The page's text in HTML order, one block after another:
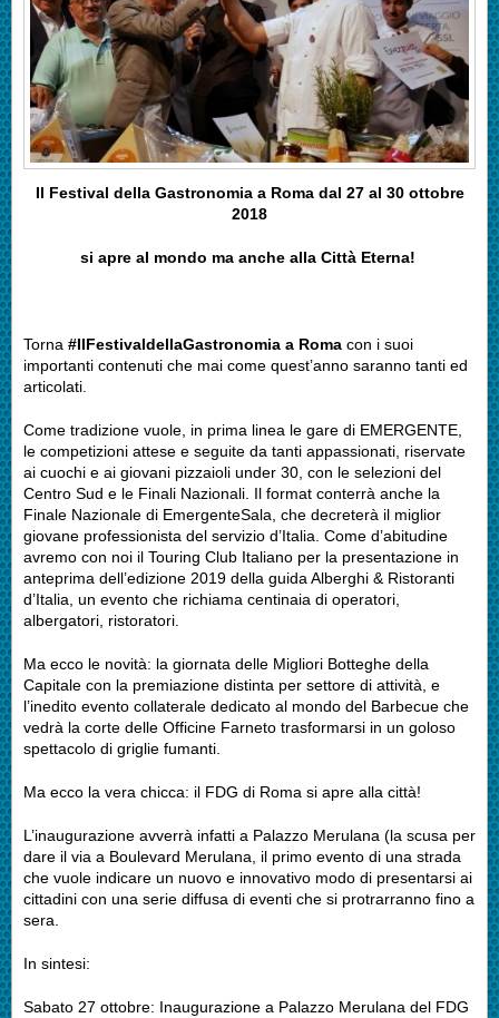
Il Festival della Gastronomia a Roma dal 27 al 30 ottobre
2018
si apre al mondo ma anche alla Città Eterna!
Torna #IlFestivaldellaGastronomia a Roma con i suoi
importanti contenuti che mai come quest’anno saranno tanti ed
articolati.
Come tradizione vuole, in prima linea le gare di EMERGENTE,
le competizioni attese e seguite da tanti appassionati, riservate
ai cuochi e ai giovani pizzaioli under 30, con le selezioni del
Centro Sud e le Finali Nazionali. Il format conterrà anche la
Finale Nazionale di EmergenteSala, che decreterà il miglior
giovane professionista del servizio d’Italia. Come d’abitudine
avremo con noi il Touring Club Italiano per la presentazione in
anteprima dell’edizione 2019 della guida Alberghi & Ristoranti
d’Italia, un evento che richiama centinaia di operatori,
albergatori, ristoratori.
Ma ecco le novità: la giornata delle Migliori Botteghe della
Capitale con la premiazione distinta per settore di attività, e
l’inedito evento collaterale dedicato al mondo del Barbecue che
vedrà la corte delle Officine Farneto trasformarsi in un goloso
spettacolo di griglie fumanti.
Ma ecco la vera chicca: il FDG di Roma si apre alla città!
L’inaugurazione avverrà infatti a Palazzo Merulana (la scusa per
dare il via a Boulevard Merulana, il primo evento di una strada
che vuole indicare un nuovo e innovativo modo di presentarsi ai
cittadini con una serie diffusa di eventi che si protrarranno fino a
sera.
In sintesi:
Sabato 27 ottobre: Inaugurazione a Palazzo Merulana del FDG